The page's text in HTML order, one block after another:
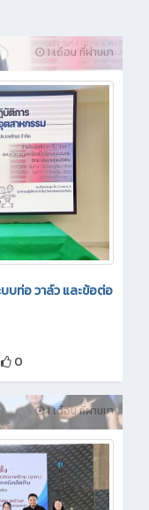
1 เดือน ที่ผ่านมา
บท่อ วาล์ว และข้อต่อ
0
1 เดือน ที่ผ่านมา